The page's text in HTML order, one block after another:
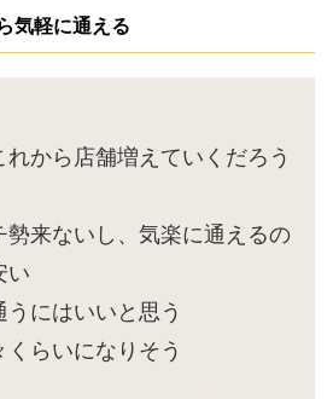
気軽に通える
から店舗増えていくだろう
勢来ないし、気楽に通えるの
い
にはいいと思う
らいになりそう